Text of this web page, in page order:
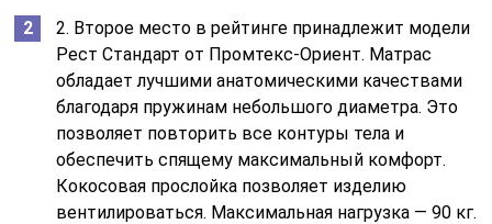
2. Второе место в рейтинге принадлежит модели
Рест Стандарт от Промтекс-Ориент. Матрас
обладает лучшими анатомическими качествами
благодаря пружинам небольшого диаметра. Это
позволяет повторить все контуры тела и
обеспечить спящему максимальный комфорт.
Кокосовая прослойка позволяет изделию
вентилироваться. Максимальная нагрузка — 90 кг.